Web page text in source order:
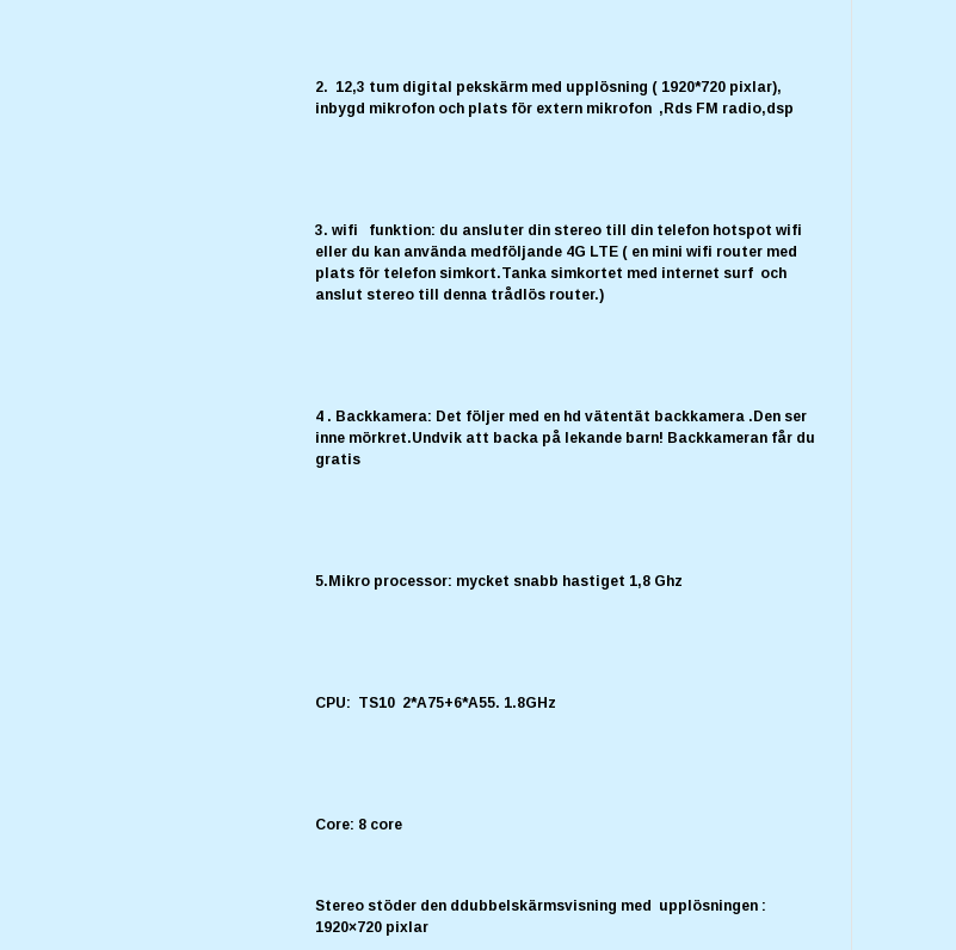
2. 12,3 tum digital pekskärm med upplösning ( 1920*720 pixlar),
inbygd mikrofon och plats för extern mikrofon ,Rds FM radio,dsp
3. wifi funktion: du ansluter din stereo till din telefon hotspot wifi
eller du kan använda medföljande 4G LTE ( en mini wifi router med
plats för telefon simkort.Tanka simkortet med internet surf och
anslut stereo till denna trådlös router.)
4 . Backkamera: Det följer med en hd vätentät backkamera .Den ser
inne mörkret.Undvik att backa på lekande barn! Backkameran får du
gratis
5.Mikro processor: mycket snabb hastiget 1,8 Ghz
CPU: TS10 2*A75+6*A55. 1.8GHz
Core: 8 core
Stereo stöder den ddubbelskärmsvisning med upplösningen :
1920×720 pixlar